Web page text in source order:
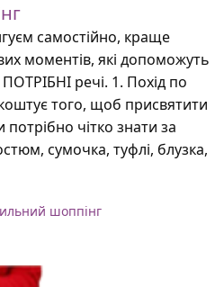
самостійно, краще
моментів, які допоможуть
речі. 1. Похід по
того, щоб присвятити
чітко знати за
сумочка, туфлі, блузка,
шоппінг